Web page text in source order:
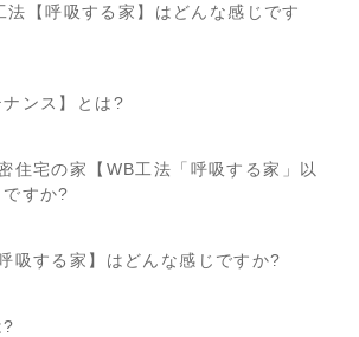
【呼吸する家】はどんな感じです
ナンス】とは?
住宅の家【WB工法「呼吸する家」以
すか?
吸する家】はどんな感じですか?
?